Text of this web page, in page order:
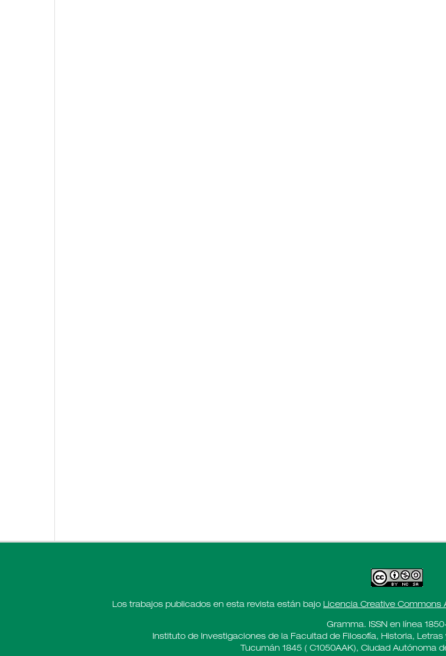
Los trabajos publicados en esta revista están bajo Licencia Creative Commons
Gramma. ISSN en línea
Instituto de Investigaciones de la Facultad de Filosofía, Historia,
Tucumán 1845 ( C1050AAK), Ciudad Autónoma